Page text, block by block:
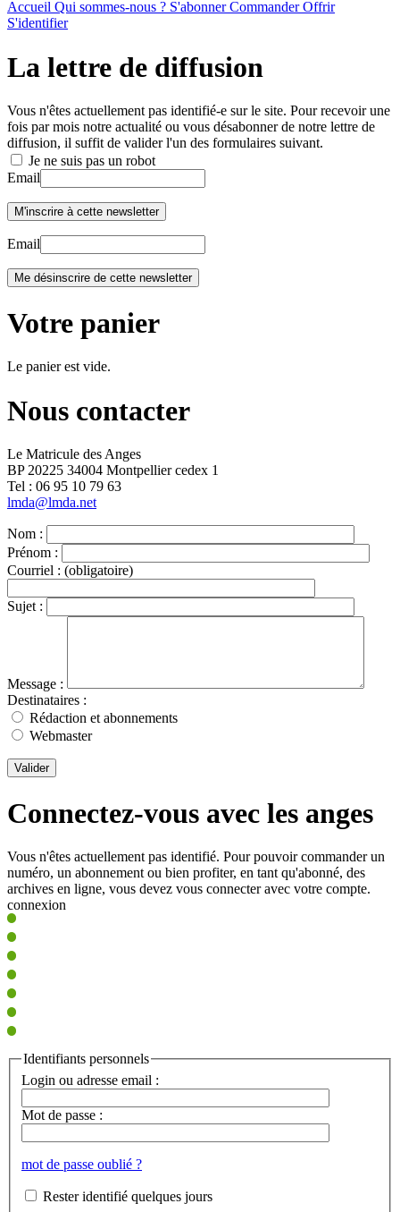
Accueil Qui sommes-nous ? S'abonnerCommanderOffrir
S'identifier
La lettre de diffusion
Vous n'êtes actuellement pas identifié-e sur le site. Pour recevoir une
fois par mois notre actualité ou vous désabonner de notre lettre de
diffusion, il suffit de valider l'un des formulaires suivant.
Je ne suis pas un robot
Email
Email
Votre panier
Le panier est vide.
Nous contacter
Le Matricule des Anges
BP 20225 34004 Montpellier cedex 1
Tel : ‭06 95 10 79 63
lmda@lmda.net
Nom :
Prénom :
Courriel : (obligatoire)
Sujet :
Message :
Destinataires :
Rédaction et abonnements
Webmaster
Valider
Connectez-vous avec les anges
Vous n'êtes actuellement pas identifié. Pour pouvoir commander un
numéro, un abonnement ou bien profiter, en tant qu'abonné, des
archives en ligne, vous devez vous connecter avec votre compte.
connexion
Identifiants personnels
Login ou adresse email :
Mot de passe :
mot de passe oublié ?
Rester identifié quelques jours